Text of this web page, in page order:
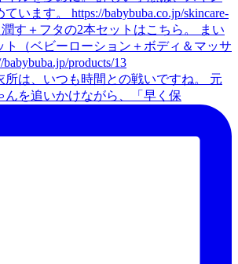
所は、いつも時間との戦いですね。 元
んを追いかけながら、「早く保